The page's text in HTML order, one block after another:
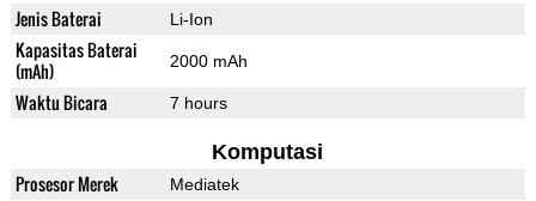
Jenis Baterai Li-Ion
Kapasitas Baterai
(mAh)
2000 mAh
Waktu Bicara 7 hours
Komputasi
Prosesor Merek Mediatek